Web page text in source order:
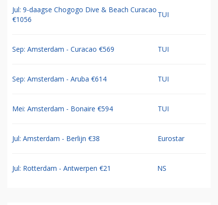
Jul: 9-daagse Chogogo Dive & Beach Curacao
€1056
TUI
Sep: Amsterdam - Curacao €569 TUI
Sep: Amsterdam - Aruba €614 TUI
Mei: Amsterdam - Bonaire €594 TUI
Jul: Amsterdam - Berlijn €38 Eurostar
Jul: Rotterdam - Antwerpen €21 NS